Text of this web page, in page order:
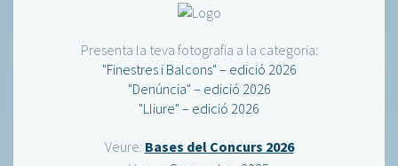
Presenta la teva fotografia a la categoria:
"Finestres i Balcons" – edició 2026
"Denúncia" – edició 2026
"Lliure" – edició 2026
Veure: Bases del Concurs 2026